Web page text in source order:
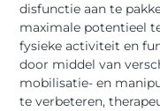
disfunctie aan te
maximale potentieel
fysieke activiteit en
door middel van
mobilisatie- en
te verbeteren,